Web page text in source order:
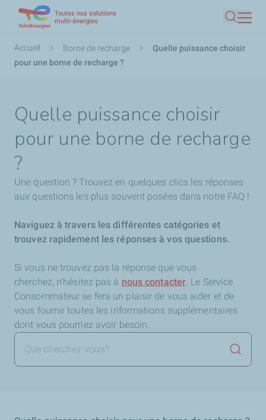
contenu
Toutes nos solutions
multi-énergies
Fil
d'Ariane
Accueil Borne de recharge
Quelle puissance choisir
pour une borne de recharge ?
Quelle puissance choisir
pour une borne de recharge
?
Une question ? Trouvez en quelques clics les réponses
aux questions les plus souvent posées dans notre FAQ !
Naviguez à travers les différentes catégories et
trouvez rapidement les réponses à vos questions.
Si vous ne trouvez pas la réponse que vous
cherchez, n'hésitez pas à nous contacter. Le Service
Consommateur se fera un plaisir de vous aider et de
vous fournir toutes les informations supplémentaires
dont vous pourriez avoir besoin.